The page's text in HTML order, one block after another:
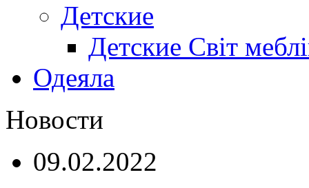
Детские
Детские Світ
Одеяла
Новости
09.02.2022